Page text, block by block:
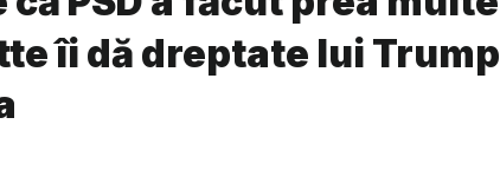
îi dă dreptate lui Trump